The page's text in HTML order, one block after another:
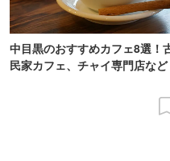
中目黒のおすすめカフェ8選！
民家カフェ、チャイ専門店など